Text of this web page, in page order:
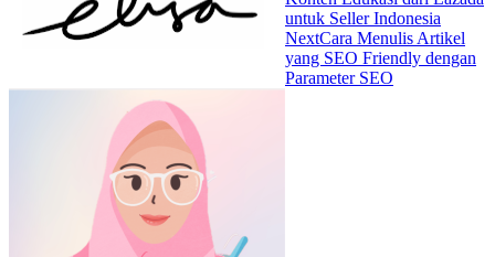
untuk Seller Indonesia
NextCara Menulis Artikel
yang SEO Friendly dengan
Parameter SEO